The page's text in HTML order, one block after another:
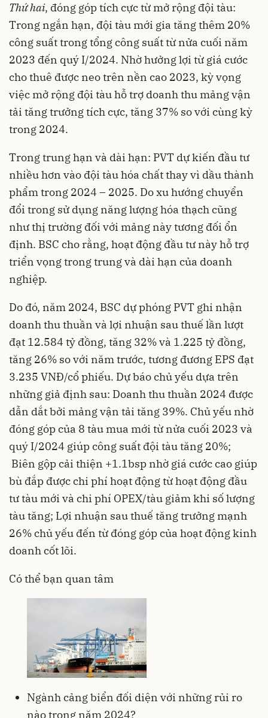
Thứ hai, đóng góp tích cực từ mở rộng đội tàu:
Trong ngắn hạn, đội tàu mới gia tăng thêm 20%
công suất trong tổng công suất từ nửa cuối năm
2023 đến quý I/2024. Nhờ hưởng lợi từ giá cước
cho thuê được neo trên nền cao 2023, kỳ vọng
việc mở rộng đội tàu hỗ trợ doanh thu mảng vận
tải tăng trưởng tích cực, tăng 37% so với cùng kỳ
trong 2024.
Trong trung hạn và dài hạn: PVT dự kiến đầu tư
nhiều hơn vào đội tàu hóa chất thay vì dầu thành
phẩm trong 2024 – 2025. Do xu hướng chuyển
đổi trong sử dụng năng lượng hóa thạch cũng
như thị trường đối với mảng này tương đối ổn
định. BSC cho rằng, hoạt động đầu tư này hỗ trợ
triển vọng trong trung và dài hạn của doanh
nghiệp.
Do đó, năm 2024, BSC dự phóng PVT ghi nhận
doanh thu thuần và lợi nhuận sau thuế lần lượt
đạt 12.584 tỷ đồng, tăng 32% và 1.225 tỷ đồng,
tăng 26% so với năm trước, tương đương EPS đạt
3.235 VNĐ/cổ phiếu. Dự báo chủ yếu dựa trên
những giả định sau: Doanh thu thuần 2024 được
dẫn dắt bởi mảng vận tải tăng 39%. Chủ yếu nhờ
đóng góp của 8 tàu mua mới từ nửa cuối 2023 và
quý I/2024 giúp công suất đội tàu tăng 20%;
Biên gộp cải thiện +1.1bsp nhờ giá cước cao giúp
bù đắp được chi phí hoạt động từ hoạt động đầu
tư tàu mới và chi phí OPEX/tàu giảm khi số lượng
tàu tăng; Lợi nhuận sau thuế tăng trưởng mạnh
26% chủ yếu đến từ đóng góp của hoạt động kinh
doanh cốt lõi.
Có thể bạn quan tâm
Ngành cảng biển đối diện với những rủi ro
nào trong năm 2024?